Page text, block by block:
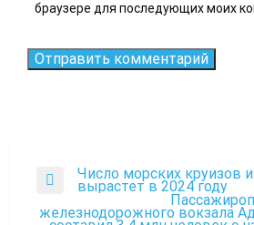
браузере для последующих моих
Навигация
по
Previous
Число морских круизов
вырастет в 2024 году
железнодорожного вокзала